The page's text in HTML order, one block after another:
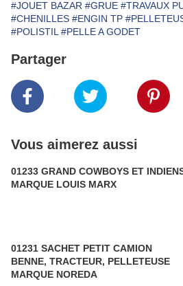
#JOUET BAZAR #GRUE #TRAVAUX
#CHENILLES #ENGIN TP
#POLISTIL #PELLE A GODET
Partager
Vous aimerez aussi
01233 GRAND COWBOYS ET
MARQUE LOUIS MARX
01231 SACHET PETIT CAMION
BENNE, TRACTEUR, PELLETEUSE
MARQUE NOREDA